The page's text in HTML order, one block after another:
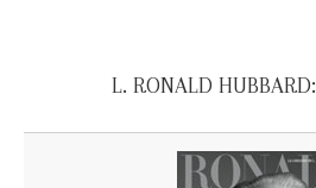
L. RONALD